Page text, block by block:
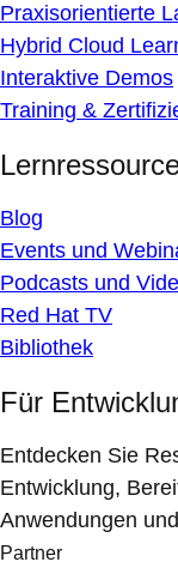
Praxisorientierte
Hybrid Cloud
Interaktive Demos
Training &
Blog
Events und
Podcasts und
Red Hat TV
Bibliothek
Für
Entdecken Sie
Entwicklung,
Anwendungen
Partner